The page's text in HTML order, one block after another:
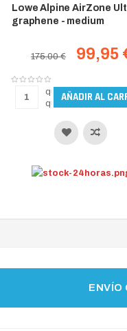
Lowe Alpine AirZone
graphene - medium
175.00 € 99,95
ENVÍO